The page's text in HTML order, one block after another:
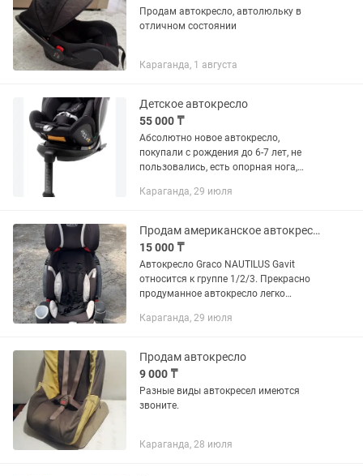
Продам автокресло, автолюльку в
отличном состоянии
Караганда, 1 августа
Детское автокресло
55 000 ₸
Абсолютно новое автокресло,
покупали с рождения до 6-7 лет, не
пользовались, есть опорная нога,
любой машине, новое стоит 110000,
Караганда, 29 июля
Продам американское автокресло от 5 месяцев до 12 лет
15 000 ₸
Автокресло Graco NAUTILUS Gavit
относится к группе 1/2/3. Прекрасно
продуманное автокресло легко
месяцев до 12 лет после
Караганда, 29 июля
Продам автокресло
9 000 ₸
Разные виды автокресел имеются
звоните.
Караганда, 28 июля